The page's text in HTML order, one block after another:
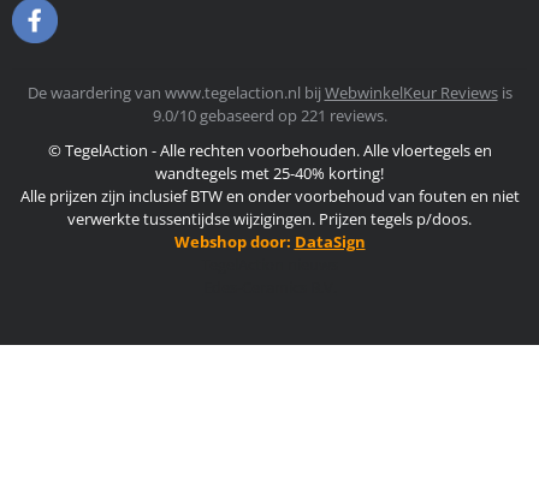
De waardering van www.tegelaction.nl bij WebwinkelKeur Reviewsis
9.0/10 gebaseerd op 221 reviews.
© TegelAction - Alle rechten voorbehouden. Alle vloertegels en
wandtegels met 25-40% korting!
Alle prijzen zijn inclusief BTW en onder voorbehoud van fouten en niet
verwerkte tussentijdse wijzigingen. Prijzen tegels p/doos.
Webshop door: DataSign